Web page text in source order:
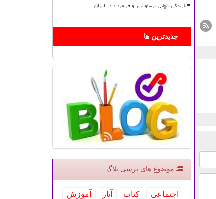
بارندگی شهابی برساوشی اواخر مرداد در ایران
جدیدترین ها
موضوع های پرسی بلاگ
اجتماعی كتاب آثار
آموزش